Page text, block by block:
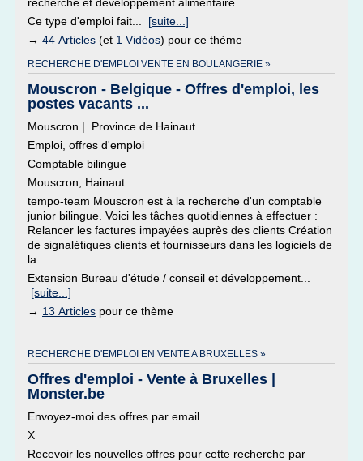
Ce type d'emploi fait... [suite...]
→ 44 Articles (et 1 Vidéos) pour ce thème
RECHERCHE D'EMPLOI VENTE EN BOULANGERIE »
Mouscron - Belgique - Offres d'emploi, les
postes vacants ...
Mouscron | Province de Hainaut
Emploi, offres d'emploi
Comptable bilingue
Mouscron, Hainaut
tempo-team Mouscron est à la recherche d'un comptable
junior bilingue. Voici les tâches quotidiennes à effectuer :
Relancer les factures impayées auprès des clients Création
de signalétiques clients et fournisseurs dans les logiciels de
la ...
Extension Bureau d'étude / conseil et développement...
[suite...]
→ 13 Articles pour ce thème
RECHERCHE D'EMPLOI EN VENTE A BRUXELLES »
Offres d'emploi - Vente à Bruxelles |
Monster.be
Envoyez-moi des offres par email
X
Recevoir les nouvelles offres pour cette recherche par